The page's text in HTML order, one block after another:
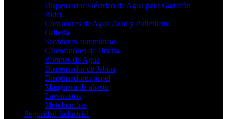
Dispensador Eléctrico de Agua para Garrafón
Bidet
Contadores de Agua Arad y Polietileno
Grifería
Secadoras automáticas
Calentadores de Ducha
Bombas de Agua
Dispensador de Jabón
Dispensadores papel
Manguera de abasto
Lavatrastos
Motobombas
Seguridad Industrial